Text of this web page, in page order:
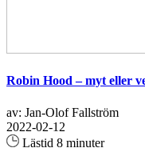
Robin Hood – myt eller
av: Jan-Olof Fallström
2022-02-12
Lästid 8 minuter